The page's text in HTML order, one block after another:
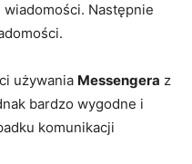
Następnie
używania Messengera z
bardzo wygodne i
komunikacji